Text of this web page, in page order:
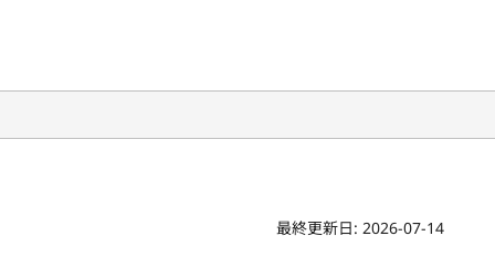
最終更新日:2026-07-14